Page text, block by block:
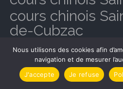
cours chinois
de-Cubzac
cours chinois
cours chinois
Ferret
Nous utilisons des cookies afin
navigation et de mesurer
J'accepte
Je refuse